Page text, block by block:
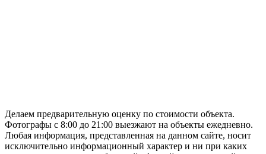
Делаем предварительную оценку по стоимости объекта.
Фотографы с 8:00 до 21:00 выезжают на объекты ежедневно.
Любая информация, представленная на данном сайте, носит
исключительно информационный характер и ни при каких